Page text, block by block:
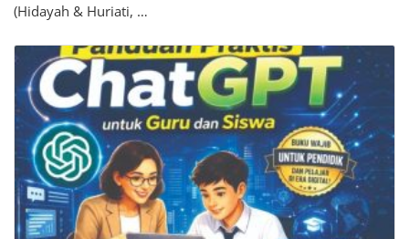
(Hidayah & Huriati, …